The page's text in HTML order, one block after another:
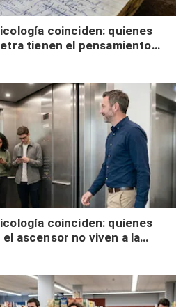
coinciden: quienes
tienen el pensamiento
por desinterés
coinciden: quienes
ascensor no viven a la
social